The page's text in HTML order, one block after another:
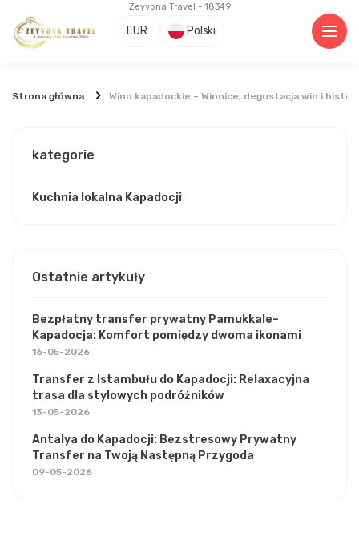
Zeyvona Travel - 18349
EUR Polski
Strona główna Wino kapadockie – Winnice, degustacja win i
kategorie
Kuchnia lokalna Kapadocji
Ostatnie artykuły
Bezpłatny transfer prywatny Pamukkale–
Kapadocja: Komfort pomiędzy dwoma ikonami
16-05-2026
Transfer z Istambułu do Kapadocji: Relaxacyjna
trasa dla stylowych podróżników
13-05-2026
Antalya do Kapadocji: Bezstresowy Prywatny
Transfer na Twoją Następną Przygoda
09-05-2026